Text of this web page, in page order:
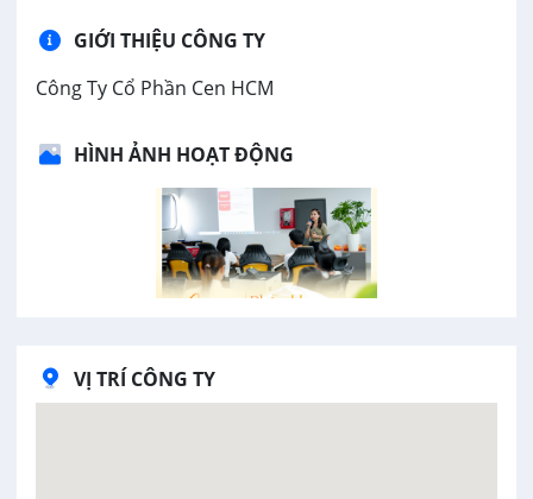
GIỚI THIỆU CÔNG TY
Công Ty Cổ Phần Cen HCM
HÌNH ẢNH HOẠT ĐỘNG
VỊ TRÍ CÔNG TY